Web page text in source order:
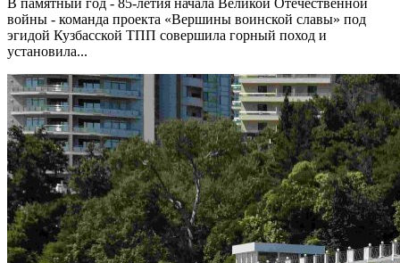
войны - команда проекта «Вершины воинской славы» под
эгидой Кузбасской ТПП совершила горный поход и
установила...